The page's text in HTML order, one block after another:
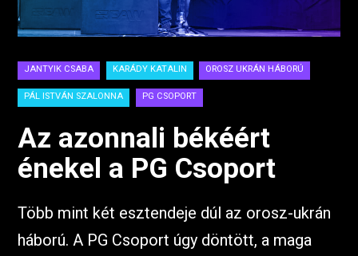
JANTYIK CSABA KARÁDY KATALIN OROSZ UKRÁN HÁBORÚ
PÁL ISTVÁN SZALONNA PG CSOPORT
Az azonnali békéért
énekel a PG Csoport
Több mint két esztendeje dúl az orosz-ukrán
háború. A PG Csoport úgy döntött, a maga